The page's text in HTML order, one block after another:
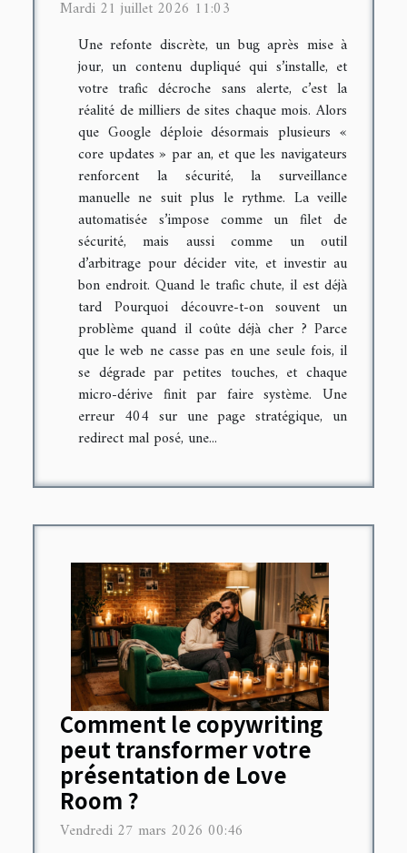
Mardi 21 juillet 2026 11:03
Une refonte discrète, un bug après mise à
jour, un contenu dupliqué qui s’installe, et
votre trafic décroche sans alerte, c’est la
réalité de milliers de sites chaque mois. Alors
que Google déploie désormais plusieurs «
core updates » par an, et que les navigateurs
renforcent la sécurité, la surveillance
manuelle ne suit plus le rythme. La veille
automatisée s’impose comme un filet de
sécurité, mais aussi comme un outil
d’arbitrage pour décider vite, et investir au
bon endroit. Quand le trafic chute, il est déjà
tard Pourquoi découvre-t-on souvent un
problème quand il coûte déjà cher ? Parce
que le web ne casse pas en une seule fois, il
se dégrade par petites touches, et chaque
micro-dérive finit par faire système. Une
erreur 404 sur une page stratégique, un
redirect mal posé, une...
Comment le copywriting
peut transformer votre
présentation de Love
Room ?
Vendredi 27 mars 2026 00:46